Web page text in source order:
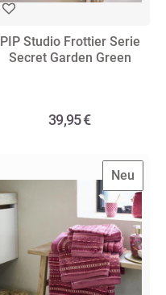
PIP Studio Frottier Serie
Secret Garden Green
39,95 €
Neu